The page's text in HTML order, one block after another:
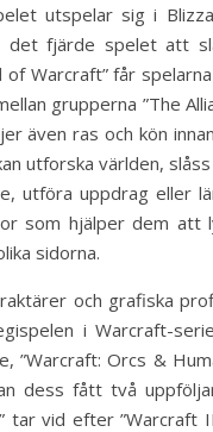
utspelar sig i
det fjärde spelet att
of Warcraft” får
grupperna ”The
även ras och kön
utforska världen,
utföra uppdrag eller
som hjälper dem att
sidorna.
och grafiska
i Warcraft-
”Warcraft: Orcs &
dess fått två
tar vid efter ”Warcraft